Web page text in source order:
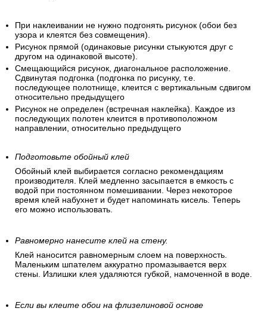
При наклеивании не нужно подгонять рисунок (обои без
узора и клеятся без совмещения).
Рисунок прямой (одинаковые рисунки стыкуются друг с
другом на одинаковой высоте).
Смещающийся рисунок, диагональное расположение.
Сдвинутая подгонка (подгонка по рисунку, т.е.
последующее полотнище, клеится с вертикальным сдвигом
относительно предыдущего
Рисунок не определен (встречная наклейка). Каждое из
последующих полотен клеится в противоположном
направлении, относительно предыдущего
Подготовьте обойный клей
Обойный клей выбирается согласно рекомендациям
производителя. Клей медленно засыпается в емкость с
водой при постоянном помешивании. Через некоторое
время клей набухнет и будет напоминать кисель. Теперь
его можно использовать.
Равномерно нанесите клей на стену.
Клей наносится равномерным слоем на поверхность.
Маленьким шпателем аккуратно промазывается верх
стены. Излишки клея удаляются губкой, намоченной в воде.
Если вы клеите обои на флизелиновой основе